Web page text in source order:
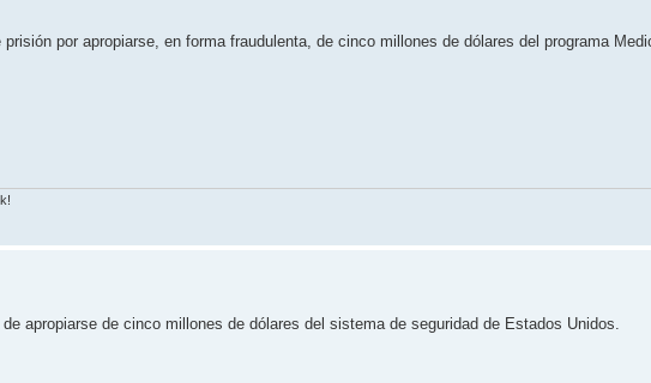
por apropiarse, en forma fraudulenta, de cinco millones de dólares del programa
apropiarse de cinco millones de dólares del sistema de seguridad de Estados Unidos.